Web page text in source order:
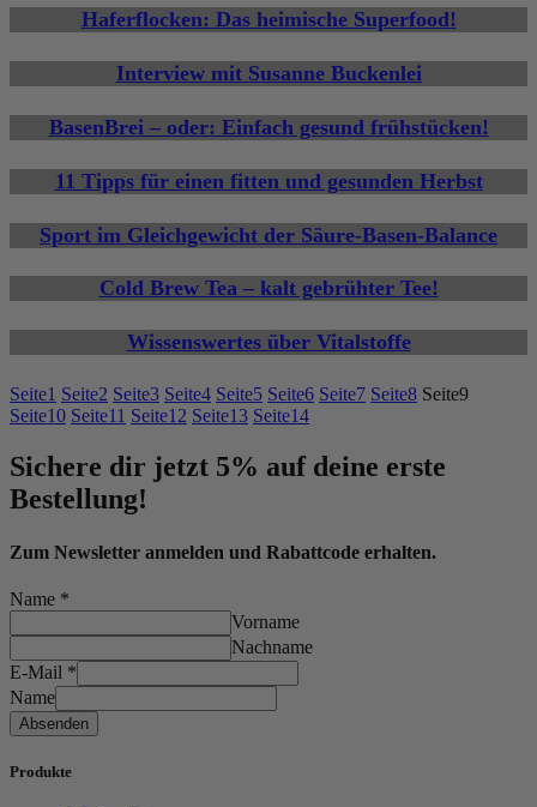
Haferflocken: Das heimische Superfood!
Interview mit Susanne Buckenlei
BasenBrei – oder: Einfach gesund frühstücken!
11 Tipps für einen fitten und gesunden Herbst
Sport im Gleichgewicht der Säure-Basen-Balance
Cold Brew Tea – kalt gebrühter Tee!
Wissenswertes über Vitalstoffe
Seite1 Seite2 Seite3 Seite4 Seite5 Seite6 Seite7 Seite8 Seite9
Seite10 Seite11 Seite12 Seite13 Seite14
Sichere dir jetzt 5% auf deine erste
Bestellung!
Zum Newsletter anmelden und Rabattcode erhalten.
Name *
Vorname
Nachname
E-Mail *
Name
Absenden
Produkte